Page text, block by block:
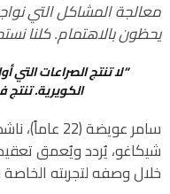
معالجة المشاكل التي
يحظون بالاهتمام. كلنا
“لا تنتج الصراعات
الكويرية.
سامر عويضة
شيكاغو، يُردد ويُعمق
خلال وصفه لتجربته